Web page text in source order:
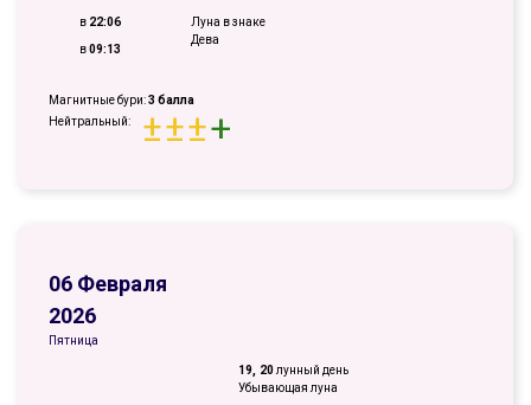
в 22:06
в09:13
Луна в знаке
Дева
Магнитные бури:3 балла
Нейтральный:
±±±+
06 Февраля
2026
Пятница
19, 20лунный день
Убывающая луна